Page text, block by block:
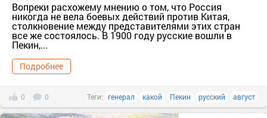
Вопреки расхожему мнению о том, что Россия
никогда не вела боевых действий против Китая,
столкновение между представителями этих стран
все же состоялось. В 1900 году русские вошли в
Пекин,...
Подробнее
0 0 Теги: генерал какой Пекин русский август